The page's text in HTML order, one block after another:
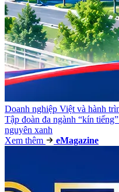
Doanh nghiệp Việt và hành
Tập đoàn đa ngành “kín
nguyên xanh
Xem thêm
eMagazine